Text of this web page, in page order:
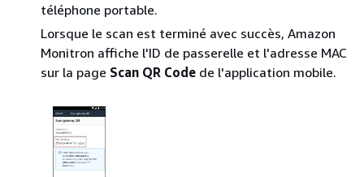
téléphone portable.
Lorsque le scan est terminé avec succès, Amazon
Monitron affiche l'ID de passerelle et l'adresse MAC
sur la page Scan QR Code de l'application mobile.